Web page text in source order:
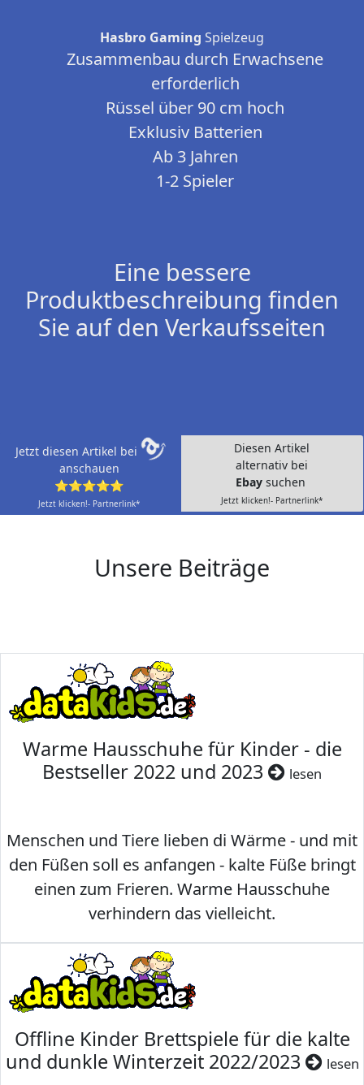
Hasbro Gaming Spielzeug
Zusammenbau durch Erwachsene
erforderlich
Rüssel über 90 cm hoch
Exklusiv Batterien
Ab 3 Jahren
1-2 Spieler
Eine bessere
Produktbeschreibung finden
Sie auf den Verkaufsseiten
Jetzt diesen Artikel bei
anschauen
⭐⭐⭐⭐⭐
Jetzt klicken!- Partnerlink*
Diesen Artikel
alternativ bei
Ebay suchen
Jetzt klicken!- Partnerlink*
Unsere Beiträge
Warme Hausschuhe für Kinder - die
Bestseller 2022 und 2023
lesen
Menschen und Tiere lieben di Wärme - und mit
den Füßen soll es anfangen - kalte Füße bringt
einen zum Frieren. Warme Hausschuhe
verhindern das vielleicht.
Offline Kinder Brettspiele für die kalte
und dunkle Winterzeit 2022/2023
lesen